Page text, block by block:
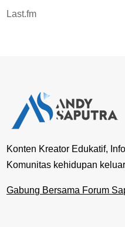
Last.fm
Konten Kreator Edukatif,
Komunitas kehidupan
Gabung Bersama Forum